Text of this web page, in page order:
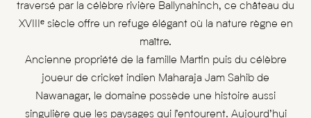
traversé par la célèbre rivière Ballynahinch, ce château du
XVIIIᵉ siècle offre un refuge élégant où la nature règne en
maître.
Ancienne propriété de la famille Martin puis du célèbre
joueur de cricket indien Maharaja Jam Sahib de
Nawanagar, le domaine possède une histoire aussi
singulière que les paysages qui l’entourent. Aujourd’hui